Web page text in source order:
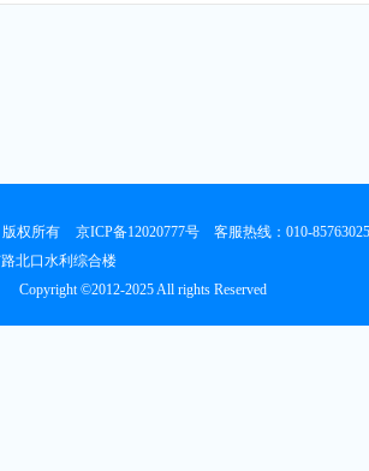
版权所有 京ICP备12020777号 客服热线：010-85763025
广路北口水利综合楼
Copyright ©2012-2025 All rights Reserved